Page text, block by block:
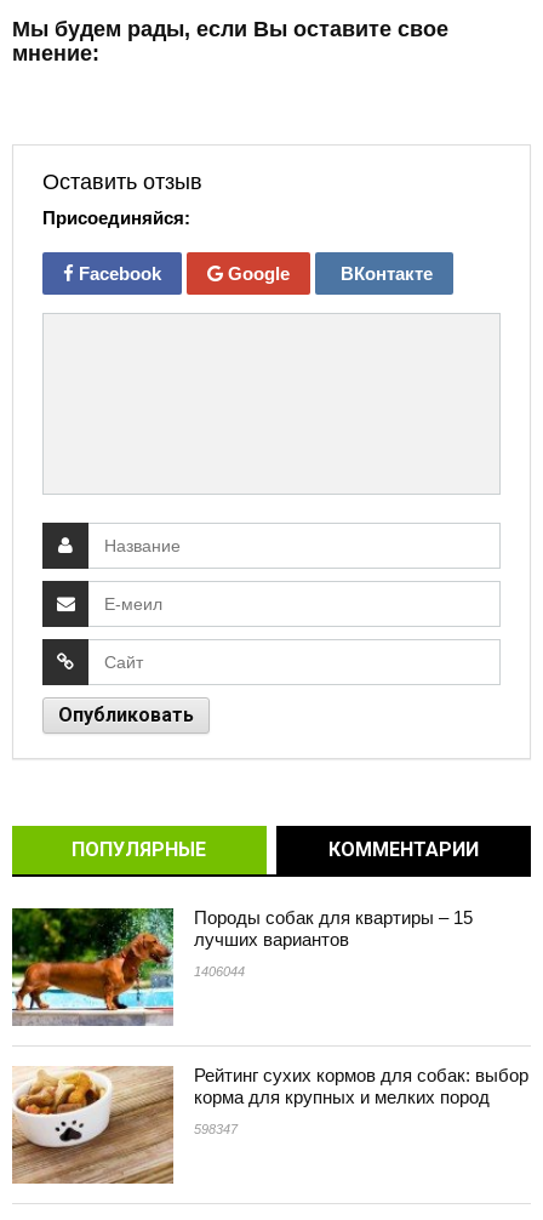
Мы будем рады, если Вы оставите свое
мнение:
Оставить отзыв
Присоединяйся:
Facebook Google ВКонтакте
ПОПУЛЯРНЫЕ КОММЕНТАРИИ
Породы собак для квартиры – 15
лучших вариантов
1406044
Рейтинг сухих кормов для собак: выбор
корма для крупных и мелких пород
598347